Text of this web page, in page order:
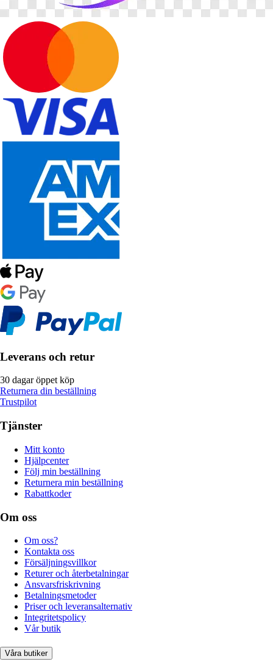
Leverans och retur
30 dagar öppet köp
Returnera din beställning
Trustpilot
Tjänster
Mitt konto
Hjälpcenter
Följ min beställning
Returnera min beställning
Rabattkoder
Om oss
Om oss?
Kontakta oss
Försäljningsvillkor
Returer och återbetalningar
Ansvarsfriskrivning
Betalningsmetoder
Priser och leveransalternativ
Integritetspolicy
Vår butik
Våra butiker